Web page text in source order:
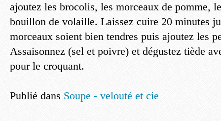
ajoutez les brocolis, les morceaux de pomme,
bouillon de volaille. Laissez cuire 20 minutes
morceaux soient bien tendres puis ajoutez les
Assaisonnez (sel et poivre) et dégustez tiède
pour le croquant.
Publié dans Soupe - velouté et cie